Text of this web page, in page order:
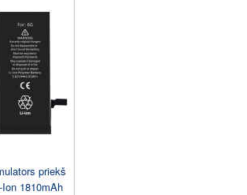
priekš
1810mAh